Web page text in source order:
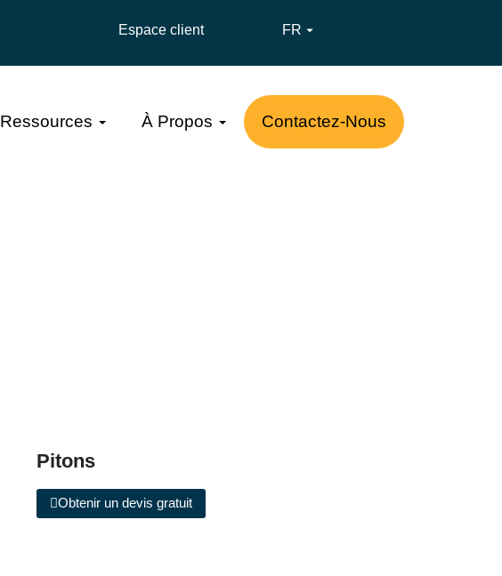
Espace client FR 
Ressources À Propos Contactez-Nous
Pitons
Obtenir un devis gratuit